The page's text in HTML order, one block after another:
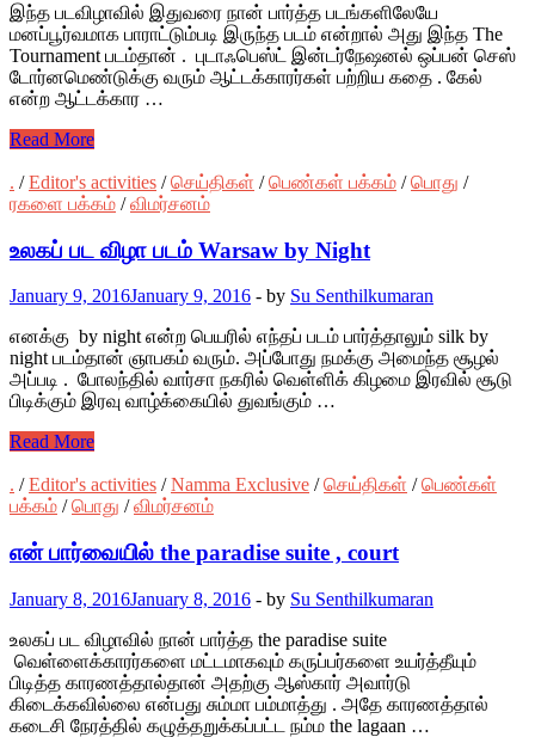
இந்த படவிழாவில் இதுவரை நான் பார்த்த படங்களிலேயே
மனப்பூர்வமாக பாராட்டும்படி இருந்த படம் என்றால் அது இந்த The
Tournament படம்தான் . புடாஃபெஸ்ட் இன்டர்நேஷனல் ஒப்பன் செஸ்
டோர்னமெண்டுக்கு வரும் ஆட்டக்காரர்கள் பற்றிய கதை . கேல்
என்ற ஆட்டக்கார …
Read More
. /Editor's activities /செய்திகள் /பெண்கள் பக்கம் /பொது /
ரகளை பக்கம் /விமர்சனம்
உலகப் பட விழா படம் Warsaw by Night
January 9, 2016January 9, 2016 - by Su Senthilkumaran
எனக்கு by night என்ற பெயரில் எந்தப் படம் பார்த்தாலும் silk by
night படம்தான் ஞாபகம் வரும். அப்போது நமக்கு அமைந்த சூழல்
அப்படி . போலந்தில் வார்சா நகரில் வெள்ளிக் கிழமை இரவில் சூடு
பிடிக்கும் இரவு வாழ்க்கையில் துவங்கும் …
Read More
. /Editor's activities /Namma Exclusive /செய்திகள் /பெண்கள்
பக்கம் /பொது /விமர்சனம்
என் பார்வையில் the paradise suite , court
January 8, 2016January 8, 2016 - by Su Senthilkumaran
உலகப் பட விழாவில் நான் பார்த்த the paradise suite
வெள்ளைக்காரர்களை மட்டமாகவும் கருப்பர்களை உயர்த்தீயும்
பிடித்த காரணத்தால்தான் அதற்கு ஆஸ்கார் அவார்டு
கிடைக்கவில்லை என்பது சும்மா பம்மாத்து . அதே காரணத்தால்
கடைசி நேரத்தில் கழுத்தறுக்கப்பட்ட நம்ம the lagaan …